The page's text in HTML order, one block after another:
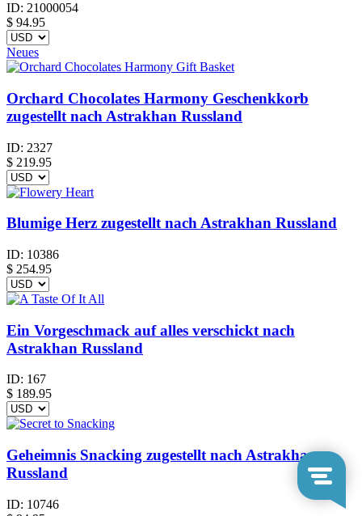
ID: 21000054
$ 94.95
Neues
Orchard Chocolates Harmony Geschenkkorb
zugestellt nach Astrakhan Russland
ID: 2327
$ 219.95
Blumige Herz zugestellt nach Astrakhan Russland
ID: 10386
$ 254.95
Ein Vorgeschmack auf alles verschickt nach
Astrakhan Russland
ID: 167
$ 189.95
Geheimnis Snacking zugestellt nach Astrakhan
Russland
ID: 10746